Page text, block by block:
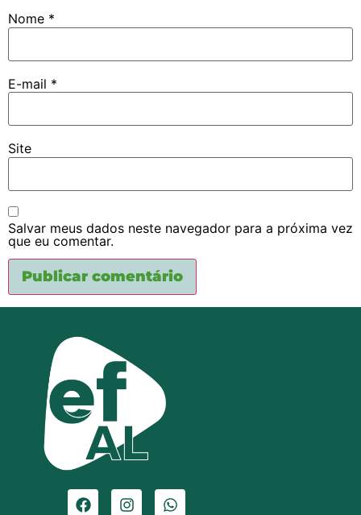
Nome *
E-mail *
Site
Salvar meus dados neste navegador para a próxima vez
que eu comentar.